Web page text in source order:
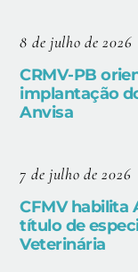
8 de julho de 2026
CRMV-PB
implantação
Anvisa
7 de julho de 2026
CFMV habilita
título de
Veterinária